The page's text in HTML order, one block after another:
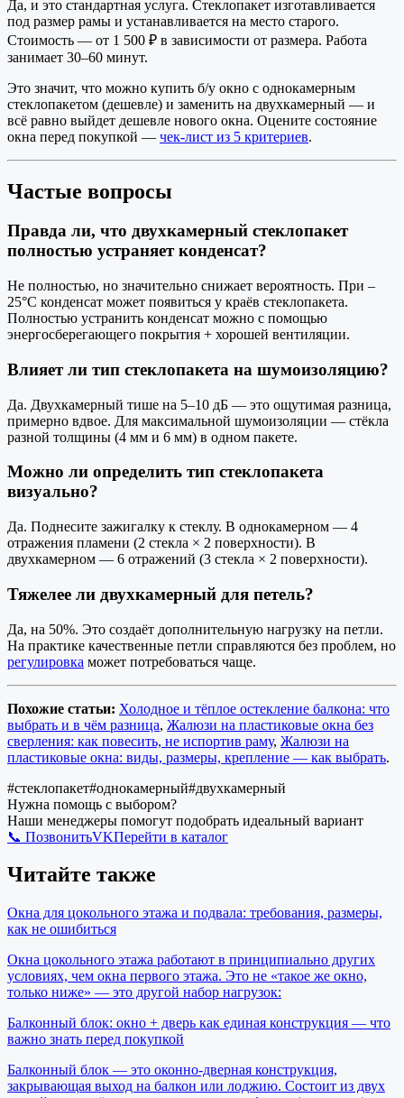
Да, и это стандартная услуга. Стеклопакет изготавливается
под размер рамы и устанавливается на место старого.
Стоимость — от 1 500 ₽ в зависимости от размера. Работа
занимает 30–60 минут.
Это значит, что можно купить б/у окно с однокамерным
стеклопакетом (дешевле) и заменить на двухкамерный — и
всё равно выйдет дешевле нового окна. Оцените состояние
окна перед покупкой — чек-лист из 5 критериев.
Частые вопросы
Правда ли, что двухкамерный стеклопакет
полностью устраняет конденсат?
Не полностью, но значительно снижает вероятность. При –
25°C конденсат может появиться у краёв стеклопакета.
Полностью устранить конденсат можно с помощью
энергосберегающего покрытия + хорошей вентиляции.
Влияет ли тип стеклопакета на шумоизоляцию?
Да. Двухкамерный тише на 5–10 дБ — это ощутимая разница,
примерно вдвое. Для максимальной шумоизоляции — стёкла
разной толщины (4 мм и 6 мм) в одном пакете.
Можно ли определить тип стеклопакета
визуально?
Да. Поднесите зажигалку к стеклу. В однокамерном — 4
отражения пламени (2 стекла × 2 поверхности). В
двухкамерном — 6 отражений (3 стекла × 2 поверхности).
Тяжелее ли двухкамерный для петель?
Да, на 50%. Это создаёт дополнительную нагрузку на петли.
На практике качественные петли справляются без проблем, но
регулировка может потребоваться чаще.
Похожие статьи: Холодное и тёплое остекление балкона: что
выбрать и в чём разница, Жалюзи на пластиковые окна без
сверления: как повесить, не испортив раму, Жалюзи на
пластиковые окна: виды, размеры, крепление — как выбрать.
#стеклопакет#однокамерный#двухкамерный
Нужна помощь с выбором?
Наши менеджеры помогут подобрать идеальный вариант
📞 ПозвонитьVKПерейти в каталог
Читайте также
Окна для цокольного этажа и подвала: требования, размеры,
как не ошибиться
Окна цокольного этажа работают в принципиально других
условиях, чем окна первого этажа. Это не «такое же окно,
только ниже» — это другой набор нагрузок:
Балконный блок: окно + дверь как единая конструкция — что
важно знать перед покупкой
Балконный блок — это оконно-дверная конструкция,
закрывающая выход на балкон или лоджию. Состоит из двух